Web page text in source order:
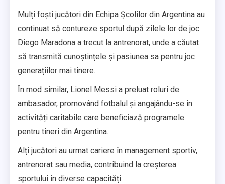
Mulți foști jucători din Echipa Școlilor din Argentina au
continuat să contureze sportul după zilele lor de joc.
Diego Maradona a trecut la antrenorat, unde a căutat
să transmită cunoștințele și pasiunea sa pentru joc
generațiilor mai tinere.
În mod similar, Lionel Messi a preluat roluri de
ambasador, promovând fotbalul și angajându-se în
activități caritabile care beneficiază programele
pentru tineri din Argentina.
Alți jucători au urmat cariere în management sportiv,
antrenorat sau media, contribuind la creșterea
sportului în diverse capacități.